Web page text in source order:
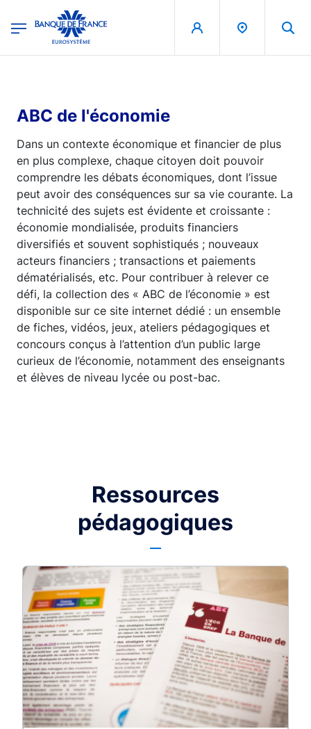
Banque de France - Menu Principal
ABC de l'économie
Dans un contexte économique et financier de plus
en plus complexe, chaque citoyen doit pouvoir
comprendre les débats économiques, dont l’issue
peut avoir des conséquences sur sa vie courante. La
technicité des sujets est évidente et croissante :
économie mondialisée, produits financiers
diversifiés et souvent sophistiqués ; nouveaux
acteurs financiers ; transactions et paiements
dématérialisés, etc. Pour contribuer à relever ce
défi, la collection des « ABC de l’économie » est
disponible sur ce site internet dédié : un ensemble
de fiches, vidéos, jeux, ateliers pédagogiques et
concours conçus à l’attention d’un public large
curieux de l’économie, notamment des enseignants
et élèves de niveau lycée ou post-bac.
Ressources
pédagogiques